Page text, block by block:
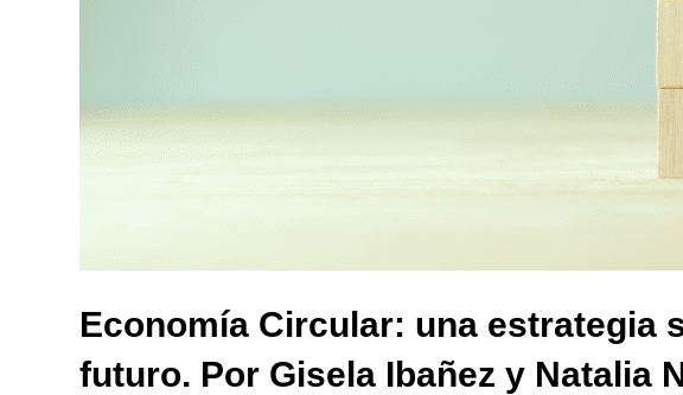
Economía Circular: una estrategia
futuro. Por Gisela Ibañez y Natalia